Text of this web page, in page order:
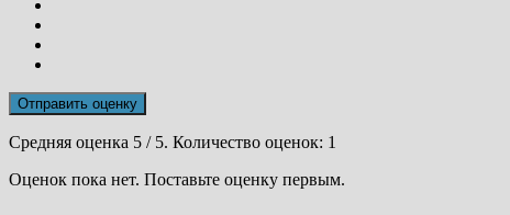
Отправить оценку
Средняя оценка 5 / 5. Количество оценок: 1
Оценок пока нет. Поставьте оценку первым.